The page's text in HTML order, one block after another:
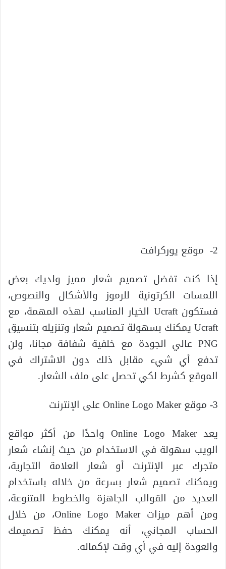
2- موقع يوركرافت
إذا كنت تفضل تصميم شعار مميز ولديك بعض
اللمسات الكرتونية للرموز والأشكال والنصوص،
فستكون Ucraft الخيار المناسب لهذه المهمة، مع
Ucraft يمكنك بسهولة تصميم شعار وتنزيله بتنسيق
PNG عالي الجودة مع خلفية شفافة مجانا، ولن
تدفع أي شيء مقابل ذلك دون الاشتراك في
الموقع كشرط لكي تحصل على ملف الشعار.
3- موقع Online Logo Maker على الإنترنت
يعد Online Logo Maker واحدًا من أكثر مواقع
الويب سهولة في الاستخدام من حيث إنشاء شعار
متجرك عبر الإنترنت أو شعار العلامة التجارية،
ويمكنك تصميم شعار بسرعة من خلاله باستخدام
العديد من القوالب الجاهزة والخطوط المتنوعة،
ومن أهم ميزات Online Logo Maker، من خلال
الحساب المجاني، أنه يمكنك حفظ تصميمك
والعودة إليه في أي وقت لإكماله.